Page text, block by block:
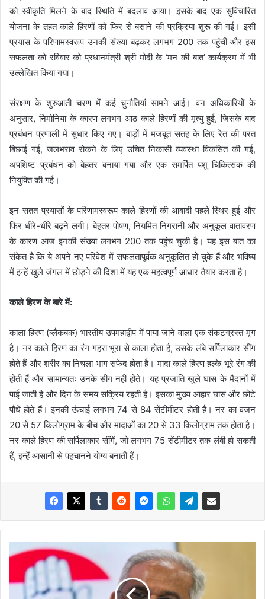
को स्वीकृति मिलने के बाद स्थिति में बदलाव आया। इसके बाद एक सुविचारित
योजना के तहत काले हिरणों को फिर से बसाने की प्रक्रिया शुरू की गई। इसी
प्रयास के परिणामस्वरूप उनकी संख्या बढ़कर लगभग 200 तक पहुंची और इस
सफलता को रविवार को प्रधानमंत्री श्री मोदी के ‘मन की बात’ कार्यक्रम में भी
उल्लेखित किया गया।
संरक्षण के शुरुआती चरण में कई चुनौतियां सामने आईं। वन अधिकारियों के
अनुसार, निमोनिया के कारण लगभग आठ काले हिरणों की मृत्यु हुई, जिसके बाद
प्रबंधन प्रणाली में सुधार किए गए। बाड़ों में मजबूत सतह के लिए रेत की परत
बिछाई गई, जलभराव रोकने के लिए उचित निकासी व्यवस्था विकसित की गई,
अपशिष्ट प्रबंधन को बेहतर बनाया गया और एक समर्पित पशु चिकित्सक की
नियुक्ति की गई।
इन सतत प्रयासों के परिणामस्वरूप काले हिरणों की आबादी पहले स्थिर हुई और
फिर धीरे-धीरे बढ़ने लगी। बेहतर पोषण, नियमित निगरानी और अनुकूल वातावरण
के कारण आज इनकी संख्या लगभग 200 तक पहुंच चुकी है। यह इस बात का
संकेत है कि ये अपने नए परिवेश में सफलतापूर्वक अनुकूलित हो चुके हैं और भविष्य
में इन्हें खुले जंगल में छोड़ने की दिशा में यह एक महत्वपूर्ण आधार तैयार करता है।
काले हिरण के बारे में:
काला हिरण (ब्लैकबक) भारतीय उपमहाद्वीप में पाया जाने वाला एक संकटग्रस्त मृग
है। नर काले हिरण का रंग गहरा भूरा से काला होता है, उसके लंबे सर्पिलाकार सींग
होते हैं और शरीर का निचला भाग सफेद होता है। मादा काले हिरण हल्के भूरे रंग की
होती हैं और सामान्यतः उनके सींग नहीं होते। यह प्रजाति खुले घास के मैदानों में
पाई जाती है और दिन के समय सक्रिय रहती है। इसका मुख्य आहार घास और छोटे
पौधे होते हैं। इनकी ऊंचाई लगभग 74 से 84 सेंटीमीटर होती है। नर का वजन
20 से 57 किलोग्राम के बीच और मादाओं का 20 से 33 किलोग्राम तक होता है।
नर काले हिरण की सर्पिलाकार सींगें, जो लगभग 75 सेंटीमीटर तक लंबी हो सकती
हैं, इन्हें आसानी से पहचानने योग्य बनाती हैं।